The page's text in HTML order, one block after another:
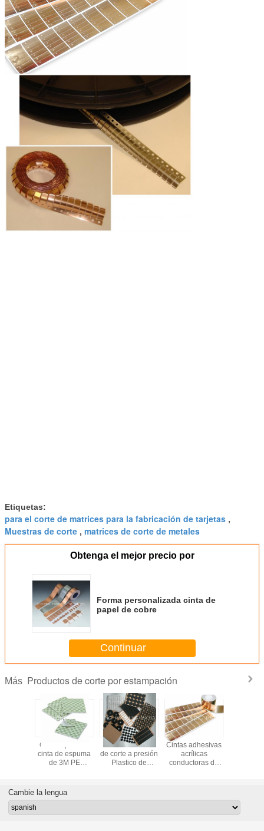
Etiquetas:
para el corte de matrices para la fabricación de tarjetas ,
Muestras de corte , matrices de corte de metales
Obtenga el mejor precio por
Forma personalizada cinta de
papel de cobre
Continuar
Más Productos de corte por estampación
Corte a presión
cinta de espuma
de 3M PE
aislamiento
térmico y acústico
amortiguación de
Plastico de PVC
de corte a presión
Plastico de
personalizadas
Cintas adhesivas
acrílicas
conductoras de
Cambie la lengua